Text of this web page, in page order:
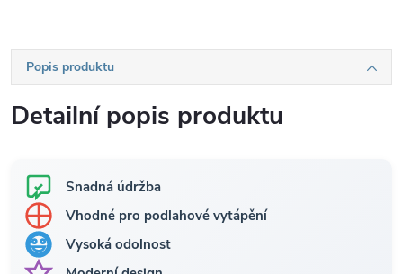
Popis produktu
Detailní popis produktu
Snadná údržba
Vhodné pro podlahové vytápění
Vysoká odolnost